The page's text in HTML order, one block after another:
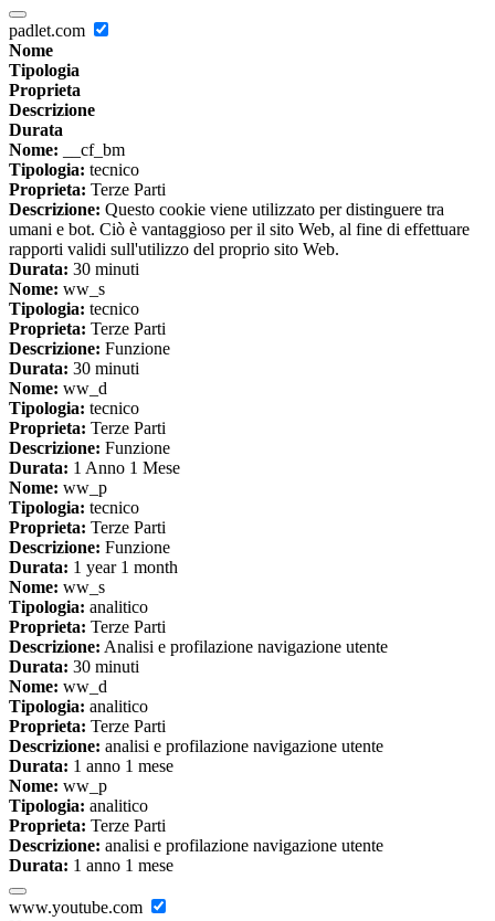
padlet.com
Nome
Tipologia
Proprieta
Descrizione
Durata
Nome: __cf_bm
Tipologia: tecnico
Proprieta: Terze Parti
Descrizione: Questo cookie viene utilizzato per distinguere tra
umani e bot. Ciò è vantaggioso per il sito Web, al fine di effettuare
rapporti validi sull'utilizzo del proprio sito Web.
Durata: 30 minuti
Nome: ww_s
Tipologia: tecnico
Proprieta: Terze Parti
Descrizione: Funzione
Durata: 30 minuti
Nome: ww_d
Tipologia: tecnico
Proprieta: Terze Parti
Descrizione: Funzione
Durata: 1 Anno 1 Mese
Nome: ww_p
Tipologia: tecnico
Proprieta: Terze Parti
Descrizione: Funzione
Durata: 1 year 1 month
Nome: ww_s
Tipologia: analitico
Proprieta: Terze Parti
Descrizione: Analisi e profilazione navigazione utente
Durata: 30 minuti
Nome: ww_d
Tipologia: analitico
Proprieta: Terze Parti
Descrizione: analisi e profilazione navigazione utente
Durata: 1 anno 1 mese
Nome: ww_p
Tipologia: analitico
Proprieta: Terze Parti
Descrizione: analisi e profilazione navigazione utente
Durata: 1 anno 1 mese
www.youtube.com